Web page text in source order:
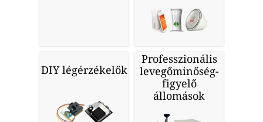
DIY légérzékelők
Professzionális
levegőminőség-
figyelő
állomások